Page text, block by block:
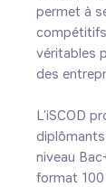
permet à
véritables
des
L’iSCOD
niveau
format